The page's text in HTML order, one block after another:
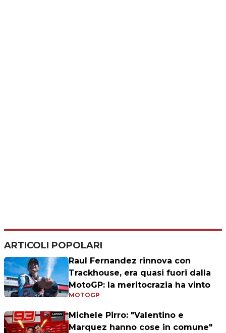
ARTICOLI POPOLARI
Raul Fernandez rinnova con
Trackhouse, era quasi fuori dalla
MotoGP: la meritocrazia ha vinto
MOTOGP
Michele Pirro: "Valentino e
Marquez hanno cose in comune"